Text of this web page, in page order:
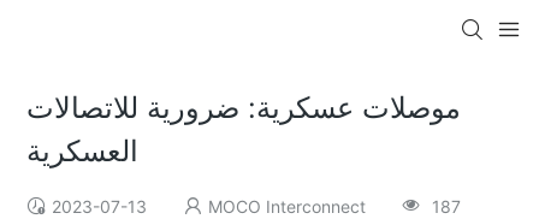
موصلات عسكرية: ضرورية للاتصالات
العسكرية
2023-07-13 MOCO Interconnect 187